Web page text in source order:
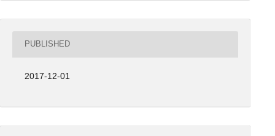
PUBLISHED
2017-12-01